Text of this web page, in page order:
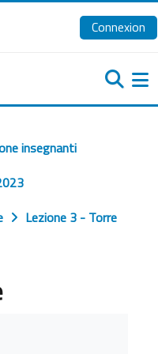
Connexion
insegnanti
Lezione 3 - Torre